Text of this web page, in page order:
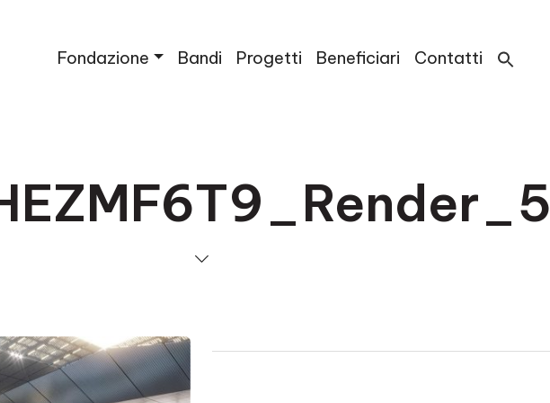
Fondazione Bandi Progetti Beneficiari Contatti